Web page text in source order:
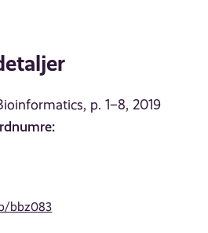
p. 1–8, 2019
bbz083